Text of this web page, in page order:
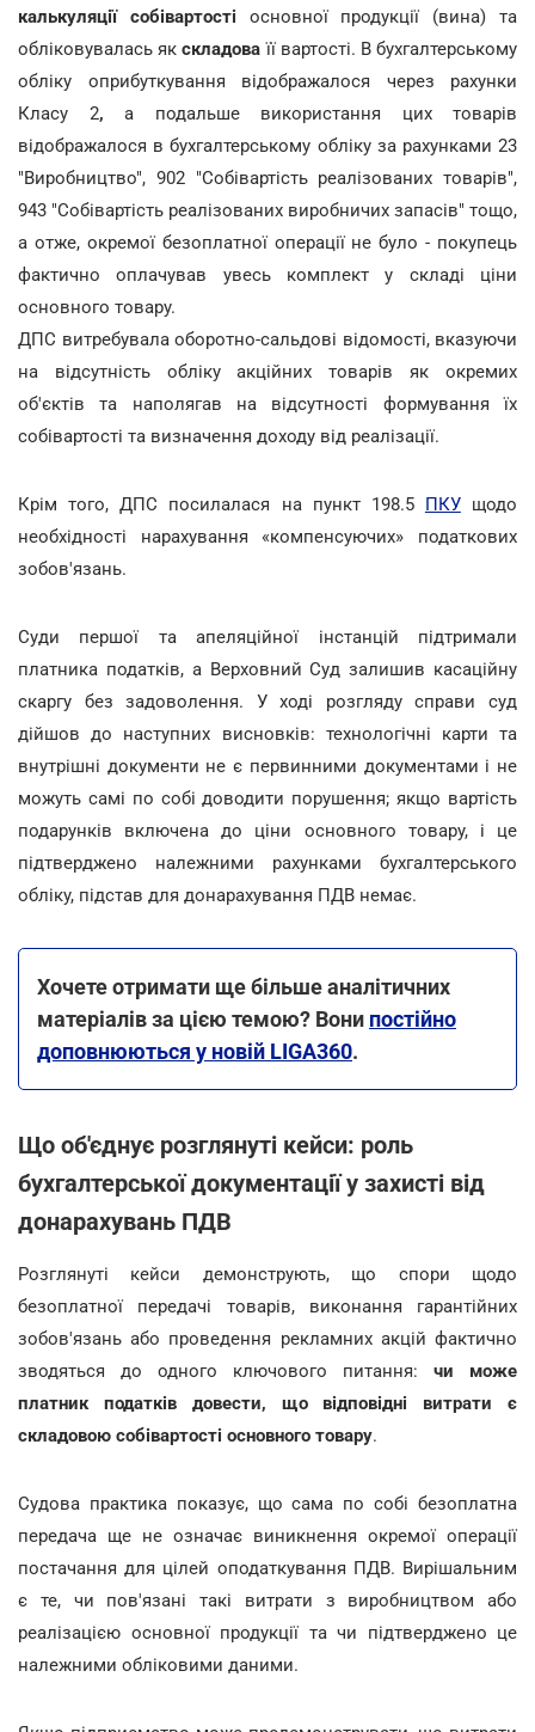
калькуляції собівартості основної продукції (вина) та
обліковувалась якскладоваїї вартості. В бухгалтерському
обліку оприбуткування відображалося через рахунки
Класу 2, а подальше використання цих товарів
відображалося в бухгалтерському обліку за рахунками 23
"Виробництво", 902 "Собівартість реалізованих товарів",
943 "Собівартість реалізованих виробничих запасів" тощо,
а отже, окремої безоплатної операції не було - покупець
фактично оплачував увесь комплект у складі ціни
основного товару.
ДПС витребувала оборотно-сальдові відомості, вказуючи
на відсутність обліку акційних товарів як окремих
об'єктів та наполягав на відсутності формування їх
собівартості та визначення доходу від реалізації.
Крім того, ДПС посилалася на пункт 198.5 ПКУщодо
необхідності нарахування «компенсуючих» податкових
зобов'язань.
Суди першої та апеляційної інстанцій підтримали
платника податків, а Верховний Суд залишив касаційну
скаргу без задоволення. У ході розгляду справи суд
дійшов до наступних висновків: технологічні карти та
внутрішні документи не є первинними документами і не
можуть самі по собі доводити порушення; якщо вартість
подарунків включена до ціни основного товару, і це
підтверджено належними рахунками бухгалтерського
обліку, підстав для донарахування ПДВ немає.
Хочете отримати ще більше аналітичних
матеріалів за цією темою? Вони постійно
доповнюються у новій LIGA360.
Що об'єднує розглянуті кейси: роль
бухгалтерської документації у захисті від
донарахувань ПДВ
Розглянуті кейси демонструють, що спори щодо
безоплатної передачі товарів, виконання гарантійних
зобов'язань або проведення рекламних акцій фактично
зводяться до одного ключового питання: чи може
платник податків довести, що відповідні витрати є
складовою собівартості основного товару.
Судова практика показує, що сама по собі безоплатна
передача ще не означає виникнення окремої операції
постачання для цілей оподаткування ПДВ. Вирішальним
є те, чи пов'язані такі витрати з виробництвом або
реалізацією основної продукції та чи підтверджено це
належними обліковими даними.